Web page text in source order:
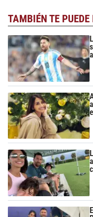
TAMBIÉN TE PUEDE